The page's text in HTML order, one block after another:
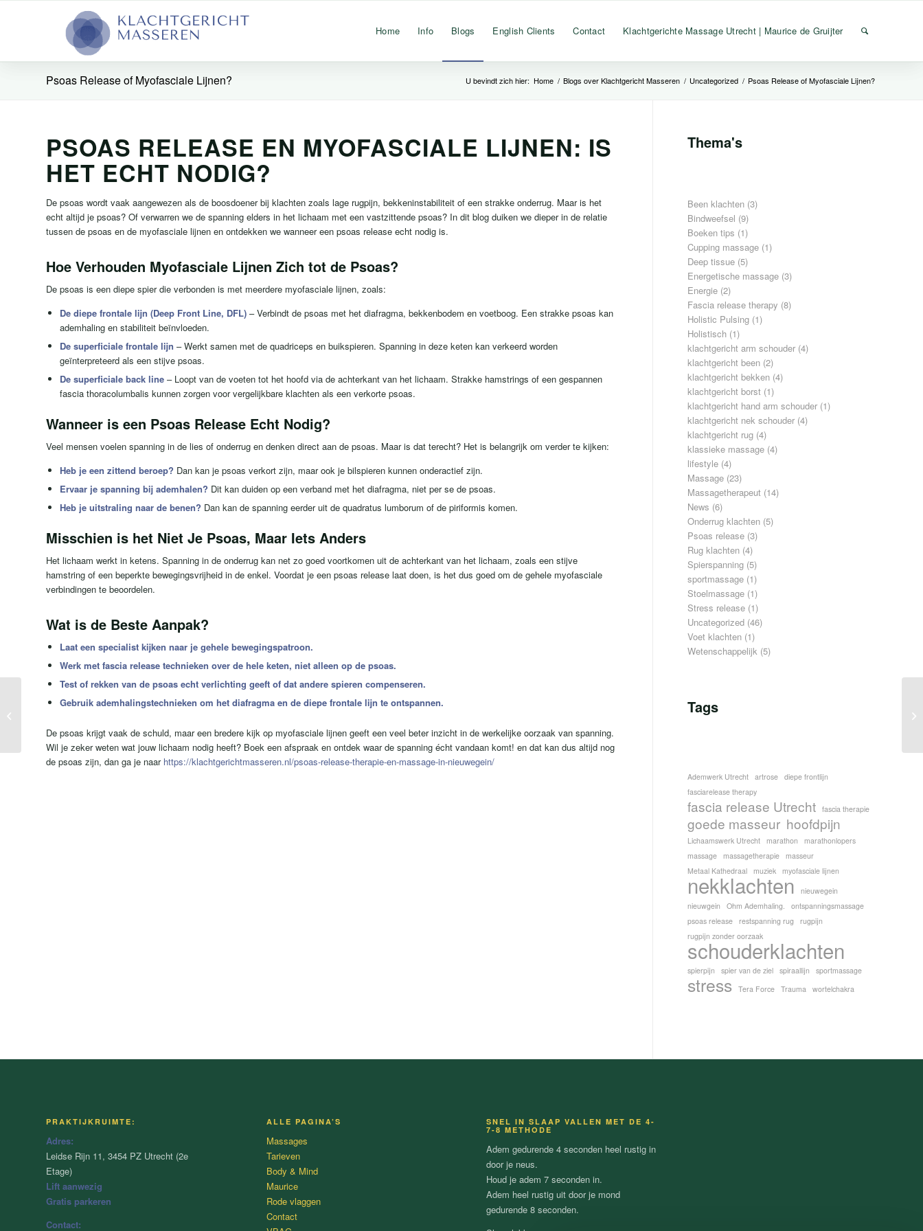
Home Info Blogs English Clients Contact Klachtgerichte Massage Utrecht | Maurice de Gruijter
Psoas Release of Myofasciale Lijnen? U bevindt zich hier: Home / Blogs over Klachtgericht Masseren / Uncategorized / Psoas Release of Myofasciale Lijnen?
PSOAS RELEASE EN MYOFASCIALE LIJNEN: IS
HET ECHT NODIG?
De psoas wordt vaak aangewezen als de boosdoener bij klachten zoals lage rugpijn, bekkeninstabiliteit of een strakke onderrug. Maar is het
echt altijd je psoas? Of verwarren we de spanning elders in het lichaam met een vastzittende psoas? In dit blog duiken we dieper in de relatie
tussen de psoas en de myofasciale lijnen en ontdekken we wanneer een psoas release echt nodig is.
Hoe Verhouden Myofasciale Lijnen Zich tot de Psoas?
De psoas is een diepe spier die verbonden is met meerdere myofasciale lijnen, zoals:
De diepe frontale lijn (Deep Front Line, DFL) – Verbindt de psoas met het diafragma, bekkenbodem en voetboog. Een strakke psoas kan
ademhaling en stabiliteit beïnvloeden.
De superficiale frontale lijn – Werkt samen met de quadriceps en buikspieren. Spanning in deze keten kan verkeerd worden
geïnterpreteerd als een stijve psoas.
De superficiale back line – Loopt van de voeten tot het hoofd via de achterkant van het lichaam. Strakke hamstrings of een gespannen
fascia thoracolumbalis kunnen zorgen voor vergelijkbare klachten als een verkorte psoas.
Wanneer is een Psoas Release Echt Nodig?
Veel mensen voelen spanning in de lies of onderrug en denken direct aan de psoas. Maar is dat terecht? Het is belangrijk om verder te kijken:
Heb je een zittend beroep? Dan kan je psoas verkort zijn, maar ook je bilspieren kunnen onderactief zijn.
Ervaar je spanning bij ademhalen? Dit kan duiden op een verband met het diafragma, niet per se de psoas.
Heb je uitstraling naar de benen? Dan kan de spanning eerder uit de quadratus lumborum of de piriformis komen.
Misschien is het Niet Je Psoas, Maar Iets Anders
Het lichaam werkt in ketens. Spanning in de onderrug kan net zo goed voortkomen uit de achterkant van het lichaam, zoals een stijve
hamstring of een beperkte bewegingsvrijheid in de enkel. Voordat je een psoas release laat doen, is het dus goed om de gehele myofasciale
verbindingen te beoordelen.
Wat is de Beste Aanpak?
Laat een specialist kijken naar je gehele bewegingspatroon.
Werk met fascia release technieken over de hele keten, niet alleen op de psoas.
Test of rekken van de psoas echt verlichting geeft of dat andere spieren compenseren.
Gebruik ademhalingstechnieken om het diafragma en de diepe frontale lijn te ontspannen.
De psoas krijgt vaak de schuld, maar een bredere kijk op myofasciale lijnen geeft een veel beter inzicht in de werkelijke oorzaak van spanning.
Wil je zeker weten wat jouw lichaam nodig heeft? Boek een afspraak en ontdek waar de spanning écht vandaan komt! en dat kan dus altijd nog
de psoas zijn, dan ga je naar https://klachtgerichtmasseren.nl/psoas-release-therapie-en-massage-in-nieuwegein/
Thema's
Been klachten (3)
Bindweefsel (9)
Boeken tips (1)
Cupping massage (1)
Deep tissue (5)
Energetische massage (3)
Energie (2)
Fascia release therapy (8)
Holistic Pulsing (1)
Holistisch (1)
klachtgericht arm schouder (4)
klachtgericht been (2)
klachtgericht bekken (4)
klachtgericht borst (1)
klachtgericht hand arm schouder (1)
klachtgericht nek schouder (4)
klachtgericht rug (4)
klassieke massage (4)
lifestyle (4)
Massage (23)
Massagetherapeut (14)
News (6)
Onderrug klachten (5)
Psoas release (3)
Rug klachten (4)
Spierspanning (5)
sportmassage (1)
Stoelmassage (1)
Stress release (1)
Uncategorized (46)
Voet klachten (1)
Wetenschappelijk (5)
Tags
Ademwerk Utrecht artrose
diepe frontlijn
fasciarelease therapy
fascia release Utrecht fascia therapie
goede masseur hoofdpijn
Lichaamswerk Utrecht marathon
marathonlopers
massage
massagetherapie
masseur
Metaal Kathedraal
muziek myofasciale lijnen
nekklachten
nieuwegein
nieuwgein
Ohm Ademhaling.
ontspanningsmassage
psoas release
restspanning rug
rugpijn
rugpijn zonder oorzaak
schouderklachten
spierpijn spier van de ziel spiraallijn sportmassage
stress Tera Force Trauma wortelchakra
PRAKTIJKRUIMTE:
Adres:
Leidse Rijn 11, 3454 PZ Utrecht (2e
Etage)
Lift aanwezig
Gratis parkeren
Contact:
ALLE PAGINA’S
Massages
Tarieven
Body & Mind
Maurice
Rode vlaggen
Contact
SNEL IN SLAAP VALLEN MET DE 4-
7-8 METHODE
Adem gedurende 4 seconden heel rustig in
door je neus.
Houd je adem 7 seconden in.
Adem heel rustig uit door je mond
gedurende 8 seconden.
Whitepaper: Vragen en Aanpak voor